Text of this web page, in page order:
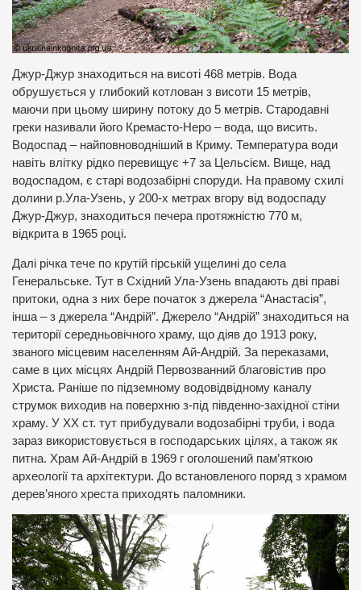
Джур-Джур знаходиться на висоті 468 метрів. Вода
обрушується у глибокий котлован з висоти 15 метрів,
маючи при цьому ширину потоку до 5 метрів. Стародавні
греки називали його Кремасто-Неро – вода, що висить.
Водоспад – найповноводніший в Криму. Температура води
навіть влітку рідко перевищує +7 за Цельсієм. Вище, над
водоспадом, є старі водозабірні споруди. На правому схилі
долини р.Ула-Узень, у 200-х метрах вгору від водоспаду
Джур-Джур, знаходиться печера протяжністю 770 м,
відкрита в 1965 році.
Далі річка тече по крутій гірській ущелині до села
Генеральське. Тут в Східний Ула-Узень впадають дві праві
притоки, одна з них бере початок з джерела “Анастасія”,
інша – з джерела “Андрій”. Джерело “Андрій” знаходиться на
території середньовічного храму, що діяв до 1913 року,
званого місцевим населенням Ай-Андрій. За переказами,
саме в цих місцях Андрій Первозванний благовістив про
Христа. Раніше по підземному водовідвідному каналу
струмок виходив на поверхню з-під південно-західної стіни
храму. У XX ст. тут прибудували водозабірні труби, і вода
зараз використовується в господарських цілях, а також як
питна. Храм Ай-Андрій в 1969 г оголошений пам’яткою
археології та архітектури. До встановленого поряд з храмом
дерев’яного хреста приходять паломники.